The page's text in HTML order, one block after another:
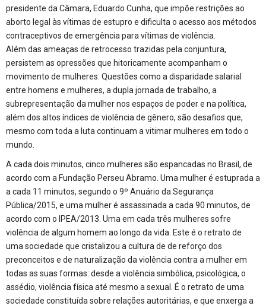
presidente da Câmara, Eduardo Cunha, que impõe restrições ao
aborto legal às vítimas de estupro e dificulta o acesso aos métodos
contraceptivos de emergência para vítimas de violência.
Além das ameaças de retrocesso trazidas pela conjuntura,
persistem as opressões que hitoricamente acompanham o
movimento de mulheres. Questões como a disparidade salarial
entre homens e mulheres, a dupla jornada de trabalho, a
subrepresentação da mulher nos espaços de poder e na política,
além dos altos índices de violência de gênero, são desafios que,
mesmo com toda a luta continuam a vitimar mulheres em todo o
mundo.
A cada dois minutos, cinco mulheres são espancadas no Brasil, de
acordo com a Fundação Perseu Abramo. Uma mulher é estuprada a
a cada 11 minutos, segundo o 9º Anuário da Segurança
Pública/2015, e uma mulher é assassinada a cada 90 minutos, de
acordo com o IPEA/2013. Uma em cada três mulheres sofre
violência de algum homem ao longo da vida. Este é o retrato de
uma sociedade que cristalizou a cultura de de reforço dos
preconceitos e de naturalização da violência contra a mulher em
todas as suas formas: desde a violência simbólica, psicológica, o
assédio, violência física até mesmo a sexual. É o retrato de uma
sociedade constituída sobre relações autoritárias, e que enxerga a